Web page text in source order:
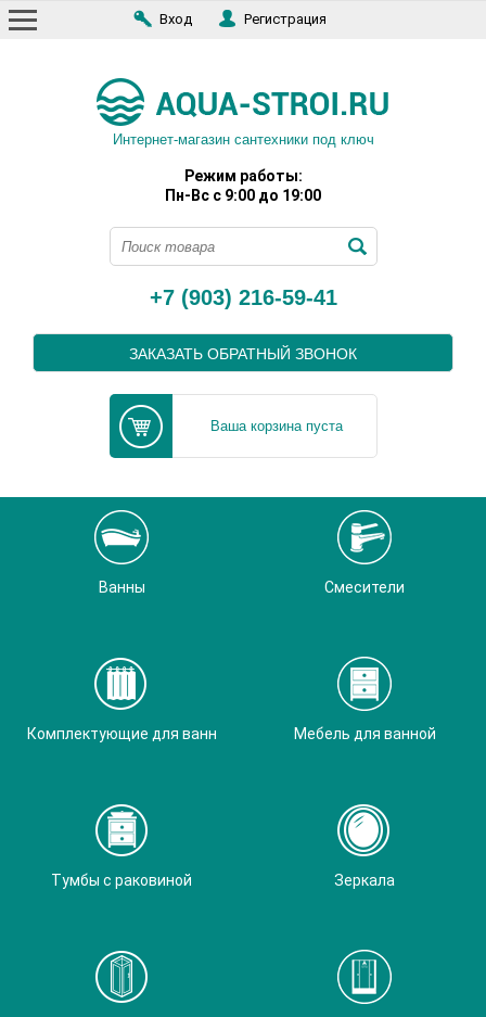
Вход Регистрация
Интернет-магазин сантехники под ключ
Режим работы:
Пн-Вс с 9:00 до 19:00
+7 (903) 216-59-41
ЗАКАЗАТЬ ОБРАТНЫЙ ЗВОНОК
Ваша корзина пуста
Ванны Смесители
Комплектующие для ванн Мебель для ванной
Тумбы с раковиной Зеркала